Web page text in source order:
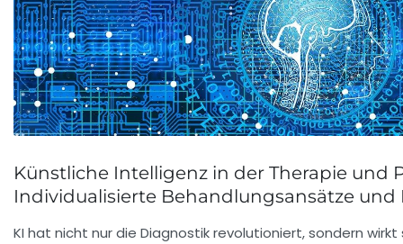
Künstliche Intelligenz in der Therapie und
Individualisierte Behandlungsansätze
KI hat nicht nur die Diagnostik revolutioniert, sondern